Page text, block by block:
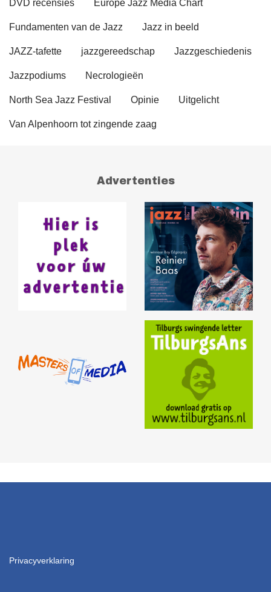
DVD recensies Europe Jazz Media Chart
Fundamenten van de Jazz Jazz in beeld
JAZZ-tafette jazzgereedschap Jazzgeschiedenis
Jazzpodiums Necrologieën
North Sea Jazz Festival Opinie Uitgelicht
Van Alpenhoorn tot zingende zaag
Advertenties
Privacyverklaring